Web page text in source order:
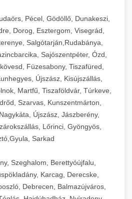
Pécel, Gödöllő, Dunakeszi,
Dorog, Esztergom, Visegrád,
Salgótarján,Rudabánya,
Sajószentpéter, Ózd,
Füzesabony, Tiszafüred,
Újszász, Kisújszállás,
Martfű, Tiszaföldvár, Túrkeve,
Szarvas, Kunszentmárton,
Újszász, Jászberény,
Lőrinci, Gyöngyös,
Sarkad
Szeghalom, Berettyóújfalu,
Karcag, Derecske,
Debrecen, Balmazújváros,